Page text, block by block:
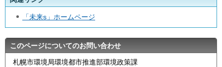
「未来s」ホームページ
このページについてのお問い合わせ
札幌市環境局環境都市推進部環境政策課